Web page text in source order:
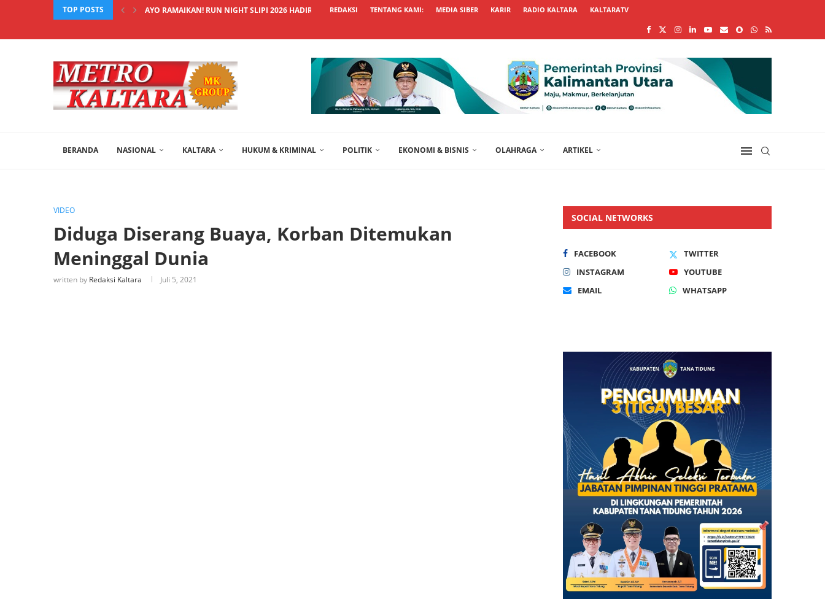
TOP POSTS AYO RAMAIKAN! RUN NIGHT SLIPI 2026 HADIRKAN SEMANGAT...
REDAKSI TENTANG KAMI: MEDIA SIBER KARIR RADIO KALTARA KALTARATV
BERANDA NASIONAL KALTARA HUKUM & KRIMINAL POLITIK EKONOMI & BISNIS OLAHRAGA ARTIKEL
VIDEO
Diduga Diserang Buaya, Korban Ditemukan
Meninggal Dunia
written by Redaksi Kaltara Juli 5, 2021
SOCIAL NETWORKS
FACEBOOK
TWITTER
INSTAGRAM
YOUTUBE
EMAIL
WHATSAPP